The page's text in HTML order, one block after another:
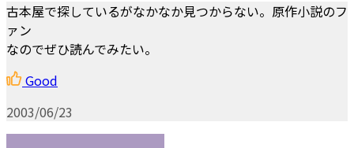
古本屋で探しているがなかなか見つからない。原作小説のフ
ァン
なのでぜひ読んでみたい。
Good
2003/06/23